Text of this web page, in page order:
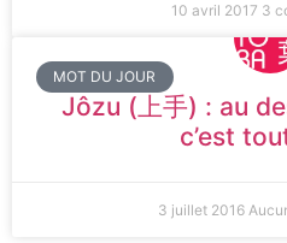
10 avril 2017 3
MOT DU JOUR
Jôzu (上手) : au
c’est
3 juillet 2016